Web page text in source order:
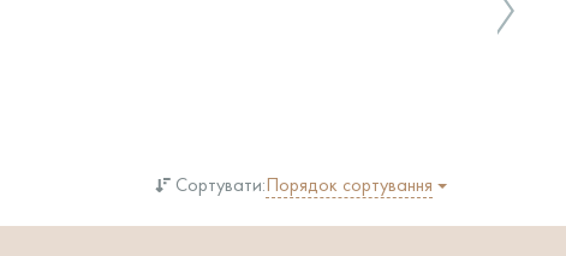
Сортувати:Порядок сортування